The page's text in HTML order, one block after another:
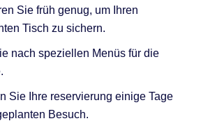
Sie früh genug, um Ihren
Tisch zu sichern.
nach speziellen Menüs für die
Sie Ihre reservierung einige Tage
Besuch.